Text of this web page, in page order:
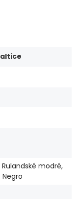
Rulandské modré,